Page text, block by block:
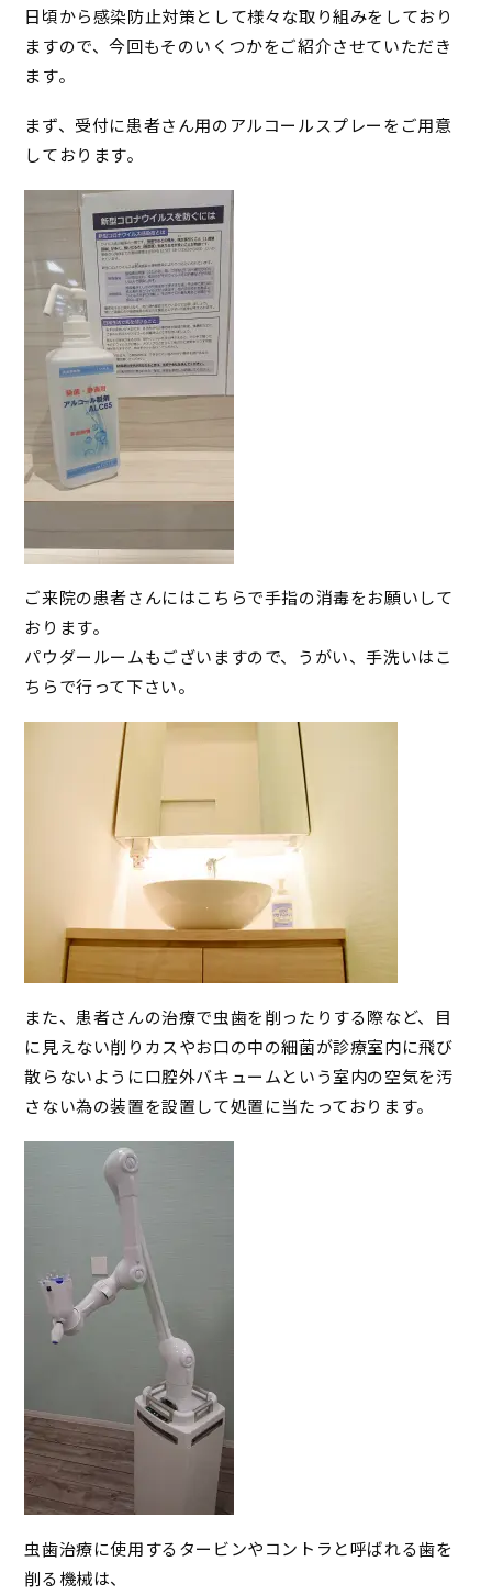
日頃から感染防止対策として様々な取り組みをしており
ますので、今回もそのいくつかをご紹介させていただき
ます。
まず、受付に患者さん用のアルコールスプレーをご用意
しております。
ご来院の患者さんにはこちらで手指の消毒をお願いして
おります。
パウダールームもございますので、うがい、手洗いはこ
ちらで行って下さい。
また、患者さんの治療で虫歯を削ったりする際など、目
に見えない削りカスやお口の中の細菌が診療室内に飛び
散らないように口腔外バキュームという室内の空気を汚
さない為の装置を設置して処置に当たっております。
虫歯治療に使用するタービンやコントラと呼ばれる歯を
削る機械は、